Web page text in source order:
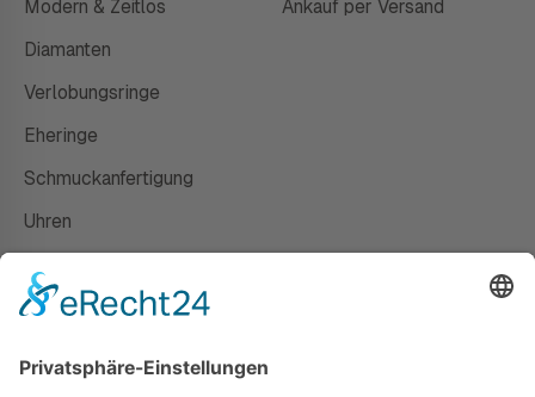
Modern & Zeitlos
Diamanten
Verlobungsringe
Eheringe
Schmuckanfertigung
Uhren
Ankauf per Versand